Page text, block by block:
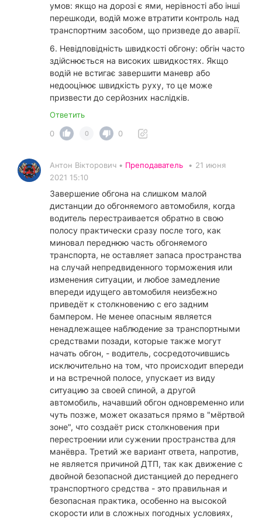
умов: якщо на дорозі є ями, нерівності або інші
перешкоди, водій може втратити контроль над
транспортним засобом, що призведе до аварії.
6. Невідповідність швидкості обгону: обгін часто
здійснюється на високих швидкостях. Якщо
водій не встигає завершити маневр або
недооцінює швидкість руху, то це може
призвести до серйозних наслідків.
Ответить
0
0 0
Антон Вікторович • Преподаватель • 21 июня
2021 15:10
Завершение обгона на слишком малой
дистанции до обгоняемого автомобиля, когда
водитель перестраивается обратно в свою
полосу практически сразу после того, как
миновал переднюю часть обгоняемого
транспорта, не оставляет запаса пространства
на случай непредвиденного торможения или
изменения ситуации, и любое замедление
впереди идущего автомобиля неизбежно
приведёт к столкновению с его задним
бампером. Не менее опасным является
ненадлежащее наблюдение за транспортными
средствами позади, которые также могут
начать обгон, - водитель, сосредоточившись
исключительно на том, что происходит впереди
и на встречной полосе, упускает из виду
ситуацию за своей спиной, а другой
автомобиль, начавший обгон одновременно или
чуть позже, может оказаться прямо в "мёртвой
зоне", что создаёт риск столкновения при
перестроении или сужении пространства для
манёвра. Третий же вариант ответа, напротив,
не является причиной ДТП, так как движение с
двойной безопасной дистанцией до переднего
транспортного средства - это правильная и
безопасная практика, особенно на высокой
скорости или в сложных погодных условиях,